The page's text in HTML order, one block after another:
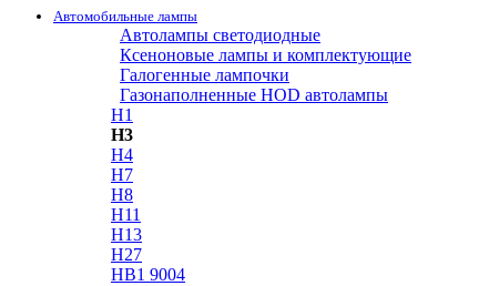
Автомобильные лампы
Автолампы светодиодные
Ксеноновые лампы и комплектующие
Галогенные лампочки
Газонаполненные HOD автолампы
H1
H3
H4
H7
H8
H11
H13
H27
HB1 9004